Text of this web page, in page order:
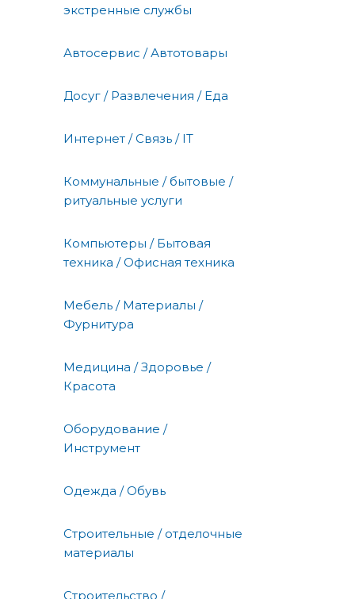
экстренные службы
Автосервис / Автотовары
Досуг / Развлечения / Еда
Интернет / Связь / IT
Коммунальные / бытовые /
ритуальные услуги
Компьютеры / Бытовая
техника / Офисная техника
Мебель / Материалы /
Фурнитура
Медицина / Здоровье /
Красота
Оборудование /
Инструмент
Одежда / Обувь
Строительные / отделочные
материалы
Строительство /